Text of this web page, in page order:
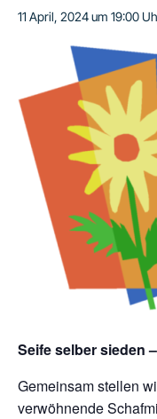
11 April, 2024 um 19:00
Seife selber sieden
Gemeinsam stellen
verwöhnende